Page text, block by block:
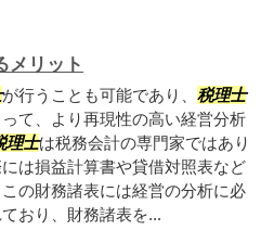
メリット
が行うことも可能であり、 税理士
て、より再現性の高い経営分析
理士は税務会計の専門家ではあり
は損益計算書や貸借対照表など
の財務諸表には経営の分析に必
おり、財務諸表を...